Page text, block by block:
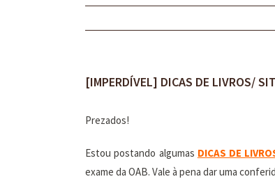
[IMPERDÍVEL] DICAS DE LIVROS/
Prezados!
Estou postando algumas DICAS DE
exame da OAB. Vale à pena dar uma